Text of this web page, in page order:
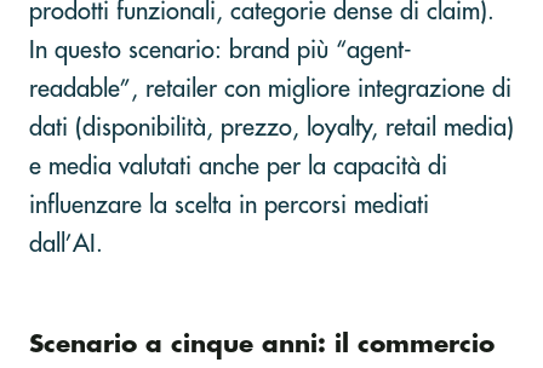
prodotti funzionali, categorie dense di claim).
In questo scenario: brand più “agent-
readable”, retailer con migliore integrazione di
dati (disponibilità, prezzo, loyalty, retail media)
e media valutati anche per la capacità di
influenzare la scelta in percorsi mediati
dall’AI.
Scenario a cinque anni: il commercio